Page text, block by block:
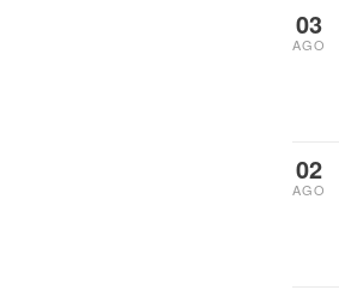
03
AGO
02
AGO